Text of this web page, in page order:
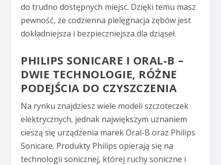
do trudno dostępnych miejsc. Dzięki temu masz
pewność, że codzienna pielęgnacja zębów jest
dokładniejsza i bezpieczniejsza dla dziąseł.
PHILIPS SONICARE I ORAL-B –
DWIE TECHNOLOGIE, RÓŻNE
PODEJŚCIA DO CZYSZCZENIA
Na rynku znajdziesz wiele modeli szczoteczek
elektrycznych, jednak największym uznaniem
cieszą się urządzenia marek Oral-B oraz Philips
Sonicare. Produkty Philips opierają się na
technologii sonicznej, której ruchy soniczne i